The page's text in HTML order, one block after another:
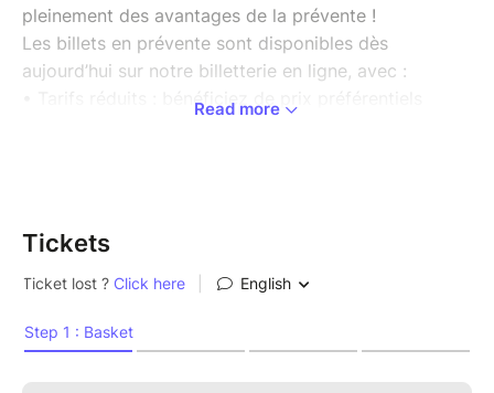
pleinement des avantages de la prévente !
Les billets en prévente sont disponibles dès
aujourd’hui sur notre billetterie en ligne, avec :
• Tarifs réduits : bénéficiez de prix préférentiels
les seniors de plus de 65 ans et les personnes en
⚠️ Les billets ne sont ni remboursables ni
l’événement).
Read more
Tickets